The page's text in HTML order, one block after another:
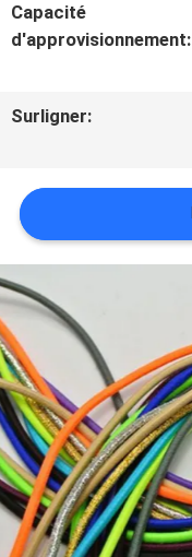
NOUVELLES
TOUS
CAS
VR
SHOW
PLAN
DU
SITE
Capacité
d'approvisionnement:
Surligner: